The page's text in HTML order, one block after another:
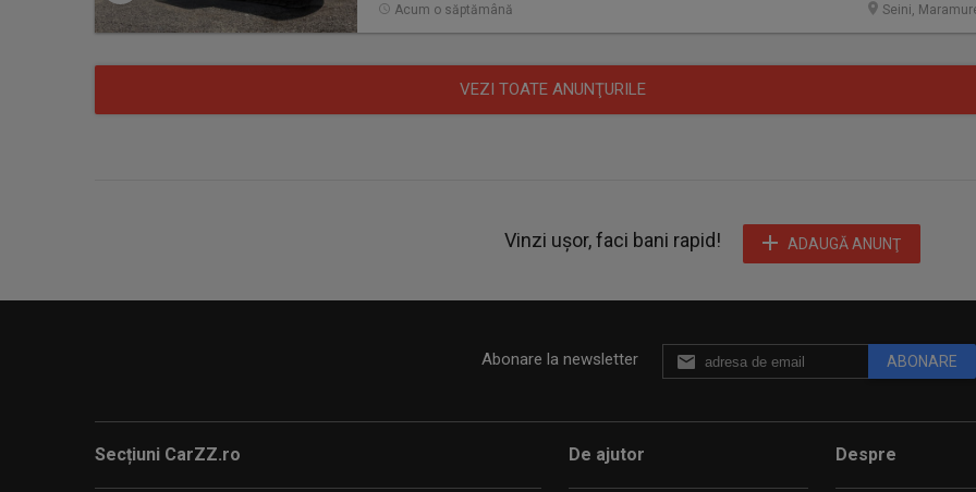
Seini,
Acum o săptămână
VEZI TOATE ANUNŢURILE
Vinzi ușor, faci bani rapid! ADAUGĂ ANUNŢ
Abonare la newsletter ABONARE
Secțiuni CarZZ.ro De ajutor Despre